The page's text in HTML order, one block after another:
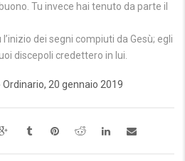
Tu invece hai tenuto da parte il
dei segni compiuti da Gesù; egli
discepoli credettero in lui.
Ordinario, 20 gennaio 2019